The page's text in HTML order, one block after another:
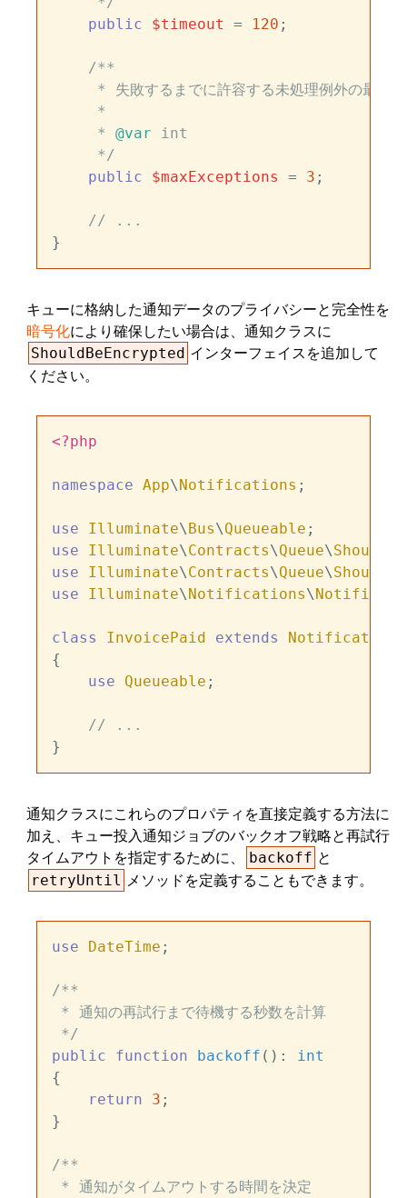
public
$timeout = 120 ;
/**
     * 失敗するまでに許容する未処理例外の最大数
     *
     *
@var int
     */
public
$maxExceptions = 3 ;
// ...
キューに格納した通知データのプライバシーと完全性を
暗号化により確保したい場合は、通知クラスに
ShouldBeEncrypted インターフェイスを追加して
ください。
<?php
namespace App\Notifications ;
use Illuminate\Bus\Queueable
use
Illuminate\Contracts\Queue\
use
Illuminate\Contracts\Queue\
use
Illuminate\Notifications\
class InvoicePaid extends Notification
{
use
Queueable ;
// ...
通知クラスにこれらのプロパティを直接定義する方法に
加え、キュー投入通知ジョブのバックオフ戦略と再試行
タイムアウトを指定するために、
backoff と
retryUntil メソッドを定義することもできます。
use DateTime ;
/**
* 通知の再試行まで待機する秒数を計算
*/
public
function backoff ( ):
int
{
return
3 ;
}
/**
* 通知がタイムアウトする時間を決定